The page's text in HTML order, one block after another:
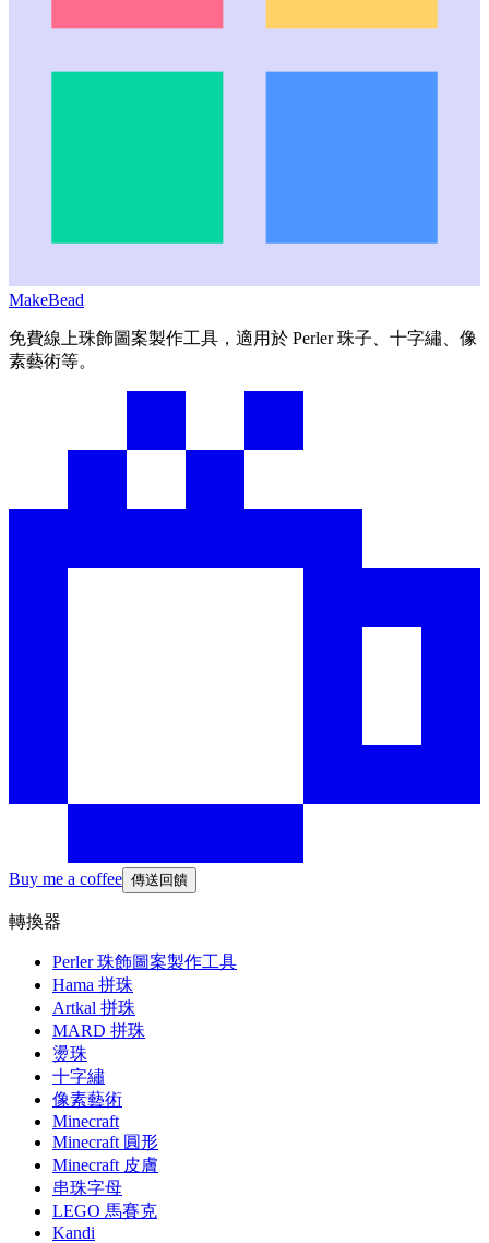
MakeBead
免費線上珠飾圖案製作工具，適用於 Perler 珠子、十字繡、像
素藝術等。
Buy me a coffee 傳送回饋
轉換器
Perler 珠飾圖案製作工具
Hama 拼珠
Artkal 拼珠
MARD 拼珠
燙珠
十字繡
像素藝術
Minecraft
Minecraft 圓形
Minecraft 皮膚
串珠字母
LEGO 馬賽克
Kandi